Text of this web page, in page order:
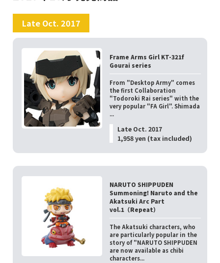
Late Oct. 2017
Frame Arms Girl KT-321f
Gourai series
From "Desktop Army" comes
the first Collaboration
"Todoroki Rai series" with the
very popular "FA Girl". Shimada
...
Late Oct. 2017
1,958 yen (tax included)
NARUTO SHIPPUDEN
Summoning! Naruto and the
Akatsuki Arc Part
vol.1（Repeat）
The Akatsuki characters, who
are particularly popular in the
story of "NARUTO SHIPPUDEN
are now available as chibi
characters...